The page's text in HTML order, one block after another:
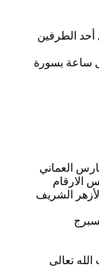
الطرفين
ساعة بسورة
العماني
الارقام
الشريف
تعالى